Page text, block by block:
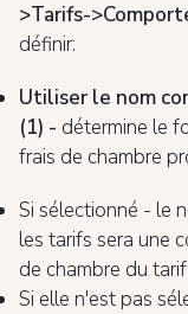
>Tarifs-
définir:
Utiliser le nom
(1) - détermine le
frais de chambre
Si sélectionné - le
les tarifs sera une
de chambre du
Si elle n'est pas